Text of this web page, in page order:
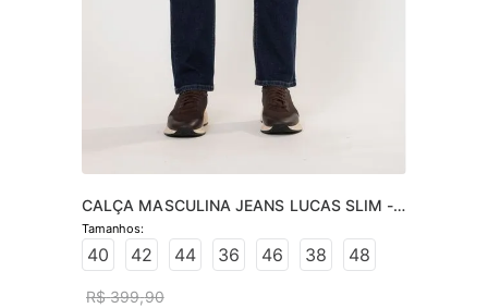
CALÇA MASCULINA JEANS LUCAS SLIM -
JEANS ESCURO
40 42 44 36 46 38 48
R$ 399,90